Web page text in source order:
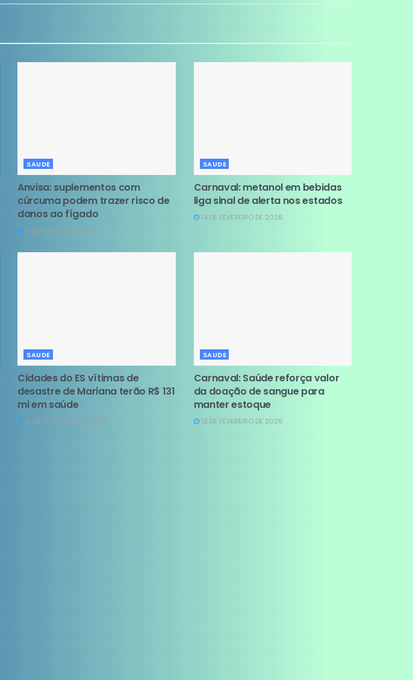
SAUDE
Anvisa: suplementos com
cúrcuma podem trazer risco de
danos ao fígado
6 DE MARÇO DE 2026
SAUDE
Carnaval: metanol em bebidas
liga sinal de alerta nos estados
14 DE FEVEREIRO DE 2026
SAUDE
Cidades do ES vítimas de
desastre de Mariana terão R$ 131
mi em saúde
12 DE FEVEREIRO DE 2026
SAUDE
Carnaval: Saúde reforça valor
da doação de sangue para
manter estoque
12 DE FEVEREIRO DE 2026